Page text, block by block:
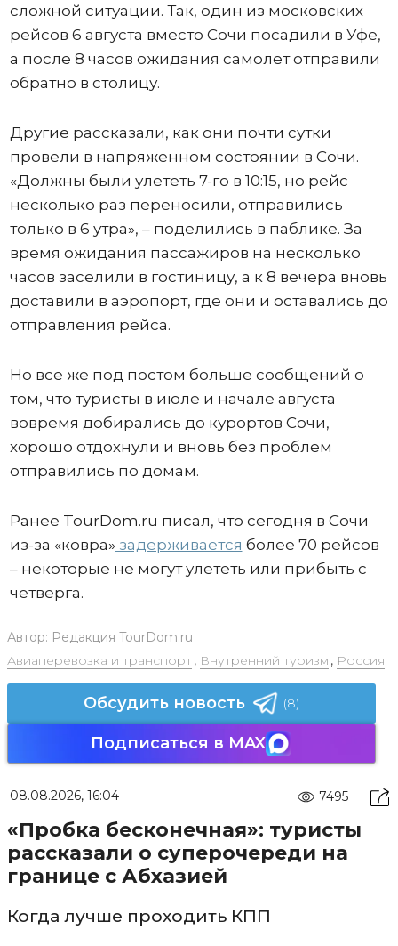
сложной ситуации. Так, один из московских
рейсов 6 августа вместо Сочи посадили в Уфе,
а после 8 часов ожидания самолет отправили
обратно в столицу.
Другие рассказали, как они почти сутки
провели в напряженном состоянии в Сочи.
«Должны были улететь 7-го в 10:15, но рейс
несколько раз переносили, отправились
только в 6 утра», – поделились в паблике. За
время ожидания пассажиров на несколько
часов заселили в гостиницу, а к 8 вечера вновь
доставили в аэропорт, где они и оставались до
отправления рейса.
Но все же под постом больше сообщений о
том, что туристы в июле и начале августа
вовремя добирались до курортов Сочи,
хорошо отдохнули и вновь без проблем
отправились по домам.
Ранее TourDom.ru писал, что сегодня в Сочи
из-за «ковра» задерживается более 70 рейсов
– некоторые не могут улететь или прибыть с
четверга.
Автор: Редакция TourDom.ru
Авиаперевозка и транспорт, Внутренний туризм , Россия
Обсудить новость (8)
Подписаться в MAX
08.08.2026, 16:04 7495
«Пробка бесконечная»: туристы
рассказали о суперочереди на
границе с Абхазией
Когда лучше проходить КПП